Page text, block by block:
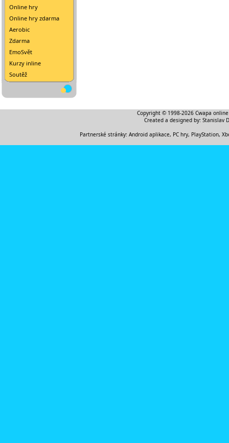
Online hry
Online hry zdarma
Aerobic
Zdarma
EmoSvět
Kurzy inline
Soutěž
Copyright © 1998-2026 Cwapa
Created a designed by: Stanislav
Partnerské stránky: Android aplikace, PC hry, PlayStation,